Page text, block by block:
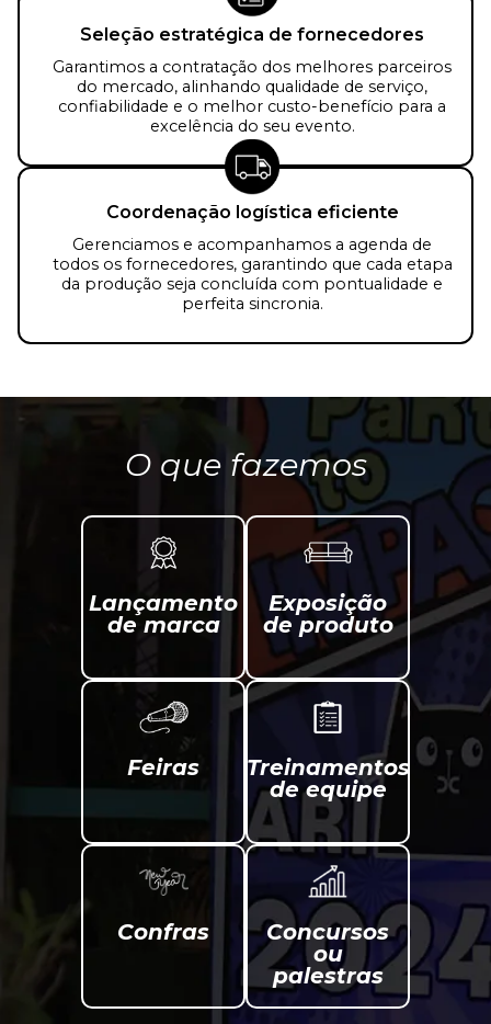
Seleção estratégica de fornecedores
Garantimos a contratação dos melhores parceiros
do mercado, alinhando qualidade de serviço,
confiabilidade e o melhor custo-benefício para a
excelência do seu evento.
Coordenação logística eficiente
Gerenciamos e acompanhamos a agenda de
todos os fornecedores, garantindo que cada etapa
da produção seja concluída com pontualidade e
perfeita sincronia.
O que fazemos
Lançamento
de marca
Exposição
de produto
Feiras
Treinamentos
de equipe
Confras
Concursos
ou
palestras